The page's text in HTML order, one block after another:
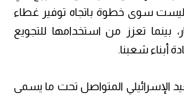
ليست سوى خطوة باتجاه توفير غطاء
بينما تعزز من استخدامها للتجويع
أبناء شعبنا.
الإسرائيلي المتواصل تحت ما يسمى